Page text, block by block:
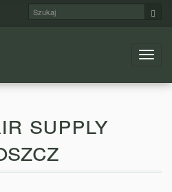
Szukaj
Menu
supply